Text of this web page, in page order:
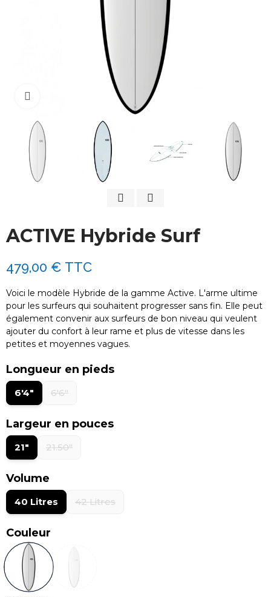
Cliquez pour agrandir
ACTIVE Hybride Surf
479,00 € TTC
Voici le modèle Hybride de la gamme Active. L'arme ultime
pour les surfeurs qui souhaitent progresser sans fin. Elle peut
également convenir aux surfeurs de bon niveau qui veulent
ajouter du confort à leur rame et plus de vitesse dans les
petites et moyennes vagues.
Longueur en pieds
6'4" 6'6"
Largeur en pouces
21" 21.50"
Volume
40 Litres 42 Litres
Couleur